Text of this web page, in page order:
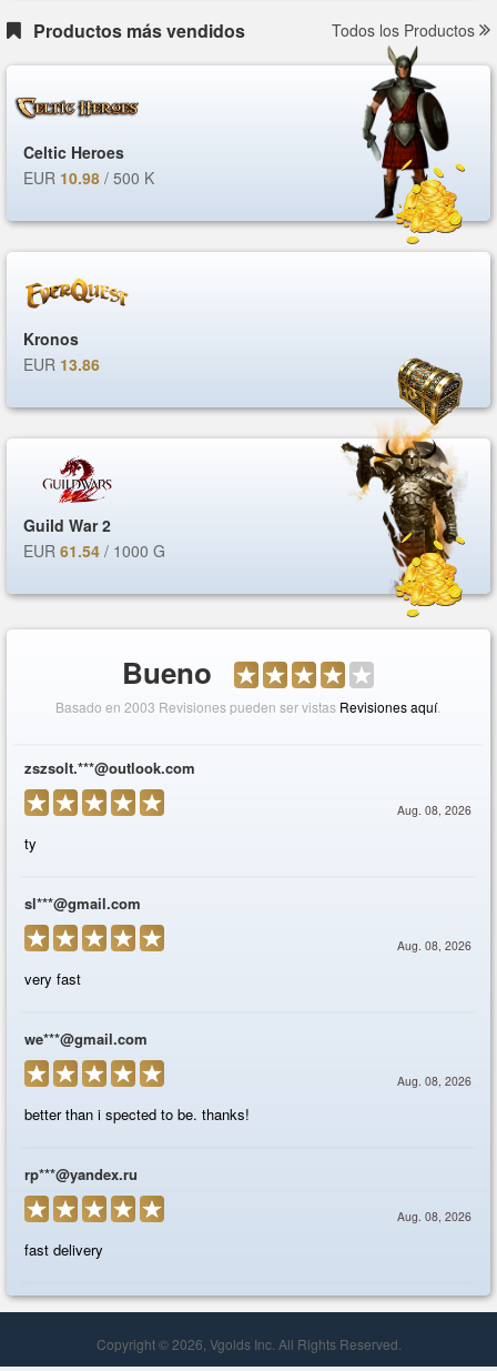
Todos los Productos
Productos más vendidos
Celtic Heroes
EUR 10.98 / 500 K
Kronos
EUR 13.86
Guild War 2
EUR61.54 / 1000 G
Copyright © 2026, Vgolds Inc. All Rights Reserved.